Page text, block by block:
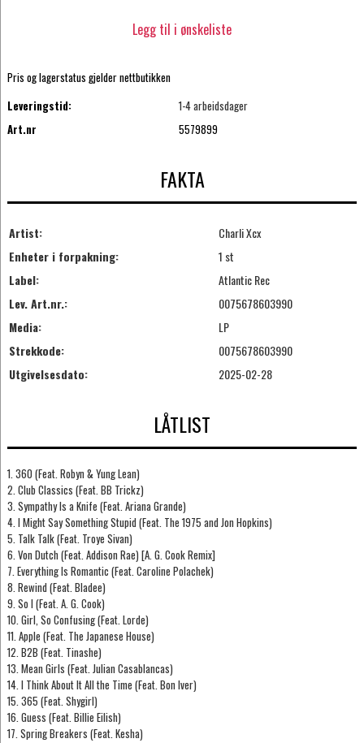
Legg til i ønskeliste
Pris og lagerstatus gjelder nettbutikken
Leveringstid:
1-4 arbeidsdager
Art.nr
5579899
FAKTA
Artist:
Charli Xcx
Enheter i forpakning:
1 st
Label:
Atlantic Rec
Lev. Art.nr.:
0075678603990
Media:
LP
Strekkode:
0075678603990
Utgivelsesdato:
2025-02-28
LÅTLIST
1. 360 (Feat. Robyn & Yung Lean)
2. Club Classics (Feat. BB Trickz)
3. Sympathy Is a Knife (Feat. Ariana Grande)
4. I Might Say Something Stupid (Feat. The 1975 and Jon Hopkins)
5. Talk Talk (Feat. Troye Sivan)
6. Von Dutch (Feat. Addison Rae) [A. G. Cook Remix]
7. Everything Is Romantic (Feat. Caroline Polachek)
8. Rewind (Feat. Bladee)
9. So I (Feat. A. G. Cook)
10. Girl, So Confusing (Feat. Lorde)
11. Apple (Feat. The Japanese House)
12. B2B (Feat. Tinashe)
13. Mean Girls (Feat. Julian Casablancas)
14. I Think About It All the Time (Feat. Bon Iver)
15. 365 (Feat. Shygirl)
16. Guess (Feat. Billie Eilish)
17. Spring Breakers (Feat. Kesha)